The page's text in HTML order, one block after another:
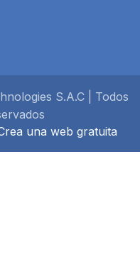
S.A.C | Todos
una web gratuita